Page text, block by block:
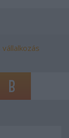
vállalkozás